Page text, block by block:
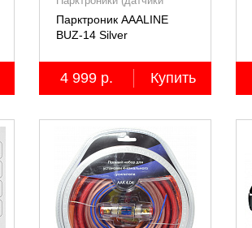
парковки)
Парктроник AAALINE
BUZ-14 Silver
4 999 р. Купить